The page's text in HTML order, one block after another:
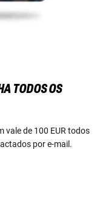
TODOS OS
vale de 100 EUR todos
por e-mail.